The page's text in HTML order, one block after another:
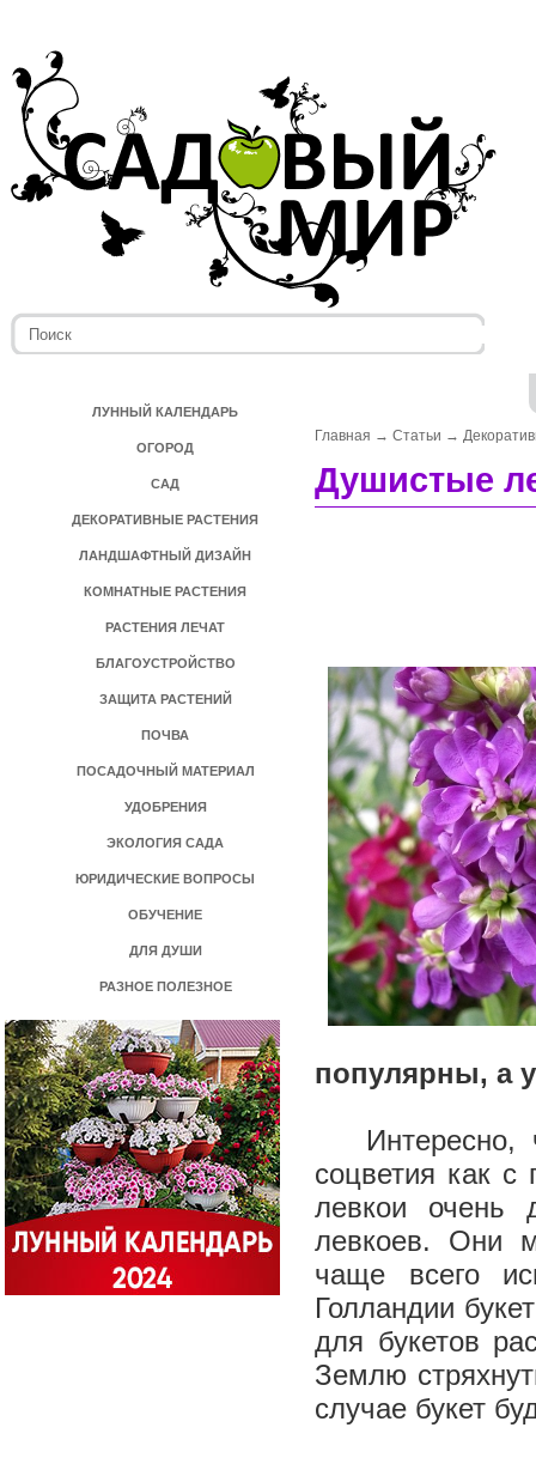
ЛУННЫЙ КАЛЕНДАРЬ
ОГОРОД
САД
ДЕКОРАТИВНЫЕ РАСТЕНИЯ
ЛАНДШАФТНЫЙ ДИЗАЙН
КОМНАТНЫЕ РАСТЕНИЯ
РАСТЕНИЯ ЛЕЧАТ
БЛАГОУСТРОЙСТВО
ЗАЩИТА РАСТЕНИЙ
ПОЧВА
ПОСАДОЧНЫЙ МАТЕРИАЛ
УДОБРЕНИЯ
ЭКОЛОГИЯ САДА
ЮРИДИЧЕСКИЕ ВОПРОСЫ
ОБУЧЕНИЕ
ДЛЯ ДУШИ
РАЗНОЕ ПОЛЕЗНОЕ
Главная → Статьи →
Душистые
популярны, а
Интересно,
соцветия как
левкои очень
левкоев. Они
чаще всего
Голландии
для букетов
Землю
случае букет